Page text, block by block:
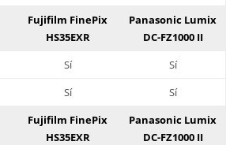
Fujifilm FinePix
HS35EXR
Panasonic Lumix
DC-FZ1000 II
Sí
Sí
Sí Sí
Fujifilm FinePix
HS35EXR
Panasonic Lumix
DC-FZ1000 II